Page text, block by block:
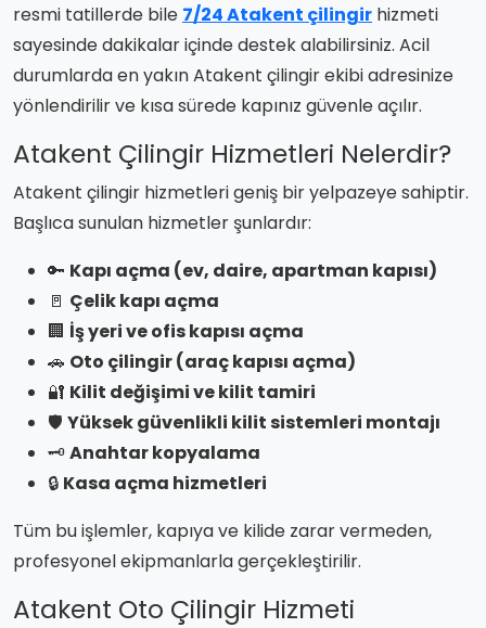
resmi tatillerde bile 7/24 Atakent çilingir hizmeti
sayesinde dakikalar içinde destek alabilirsiniz. Acil
durumlarda en yakın Atakent çilingir ekibi adresinize
yönlendirilir ve kısa sürede kapınız güvenle açılır.
Atakent Çilingir Hizmetleri Nelerdir?
Atakent çilingir hizmetleri geniş bir yelpazeye sahiptir.
Başlıca sunulan hizmetler şunlardır:
🔑 Kapı açma (ev, daire, apartman kapısı)
🚪 Çelik kapı açma
🏢 İş yeri ve ofis kapısı açma
🚗 Oto çilingir (araç kapısı açma)
🔐 Kilit değişimi ve kilit tamiri
🛡️ Yüksek güvenlikli kilit sistemleri montajı
🗝️Anahtar kopyalama
🔒 Kasa açma hizmetleri
Tüm bu işlemler, kapıya ve kilide zarar vermeden,
profesyonel ekipmanlarla gerçekleştirilir.
Atakent Oto Çilingir Hizmeti